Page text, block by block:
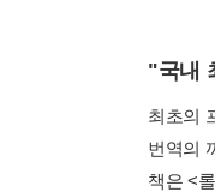
"국내
최초의
번역의
책은 <